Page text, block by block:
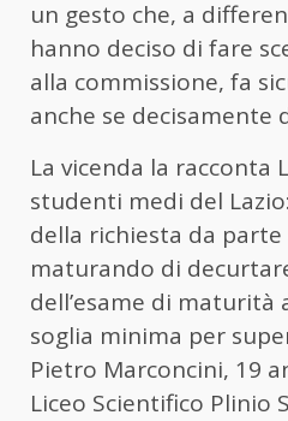
un gesto che, a
hanno deciso di fare
alla commissione, fa
anche se decisamente
La vicenda la racconta
studenti medi del
della richiesta da
maturando di
dell’esame di maturità
soglia minima per
Pietro Marconcini, 19
Liceo Scientifico Plinio